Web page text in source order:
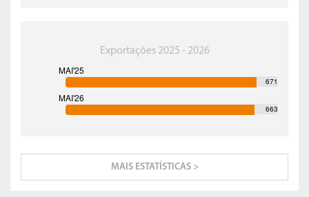
Exportações 2025 - 2026
671
663
MAIS ESTATÍSTICAS >